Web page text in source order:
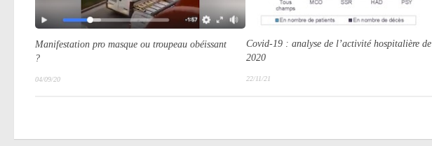
Manifestation pro masque ou troupeau obéissant
?
04/09/20
Covid-19 : analyse de l’activité hospitalière de
2020
22/11/21